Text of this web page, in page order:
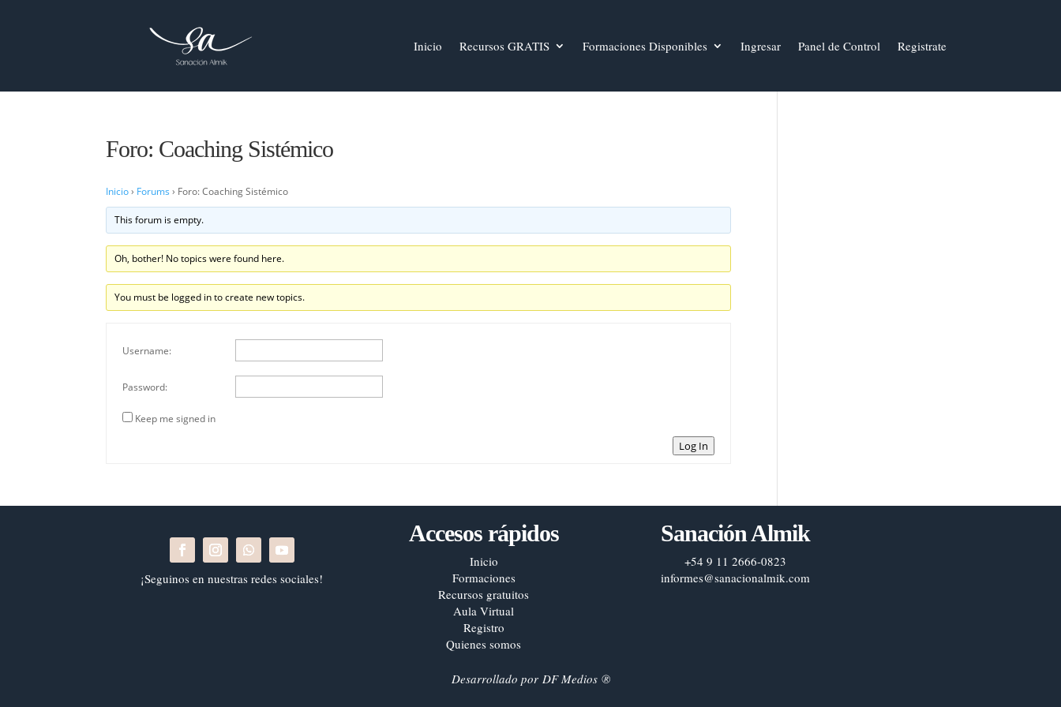
Inicio Recursos GRATIS Formaciones Disponibles Ingresar Panel de Control Registrate
Foro: Coaching Sistémico
Inicio › Forums › Foro: Coaching Sistémico
This forum is empty.
Oh, bother! No topics were found here.
You must be logged in to create new topics.
Username:
Password:
Keep me signed in
Log In
¡Seguinos en nuestras redes sociales!
Accesos rápidos
Inicio
Formaciones
Recursos gratuitos
Aula Virtual
Registro
Quienes somos
Sanación Almik
+54 9 11 2666-0823
informes@sanacionalmik.com
Desarrollado por DF Medios®